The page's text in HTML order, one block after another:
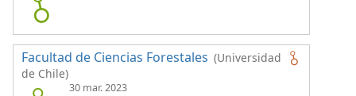
Facultad de Ciencias Forestales (Universidad
de Chile)
30 mar. 2023